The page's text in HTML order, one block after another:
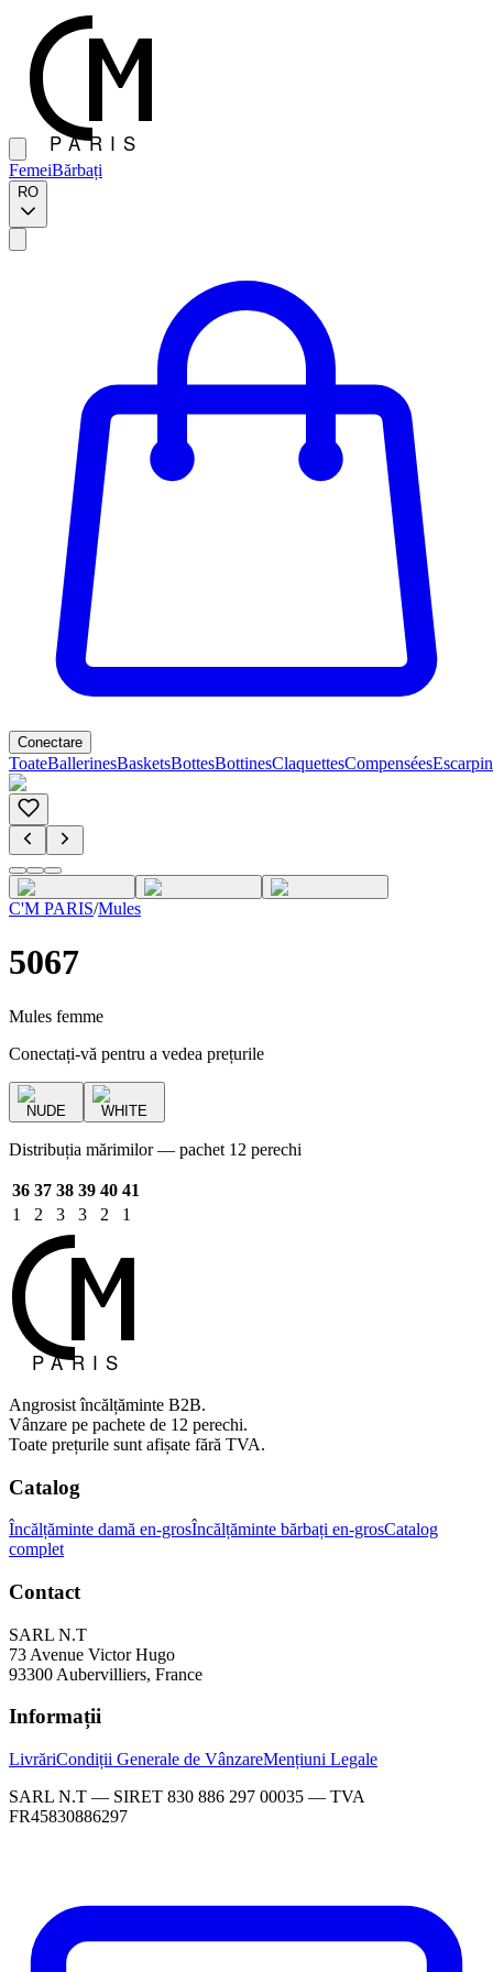
FemeiBărbați
RO
Conectare
ToateBallerinesBasketsBottesBottinesClaquettesCompensées
C'M PARIS/Mules
5067
Mules femme
Conectați-vă pentru a vedea prețurile
NUDE WHITE
Distribuția mărimilor — pachet 12 perechi
36 37 38 39 40 41
1
2 3 3 2 1
Angrosist încălțăminte B2B.
Vânzare pe pachete de 12 perechi.
Toate prețurile sunt afișate fără TVA.
Catalog
Încălțăminte damă en-grosÎncălțăminte bărbați en-grosCatalog
complet
Contact
SARL N.T
73 Avenue Victor Hugo
93300 Aubervilliers, France
Informații
LivrăriCondiții Generale de VânzareMențiuni Legale
SARL N.T — SIRET 830 886 297 00035 — TVA
FR45830886297